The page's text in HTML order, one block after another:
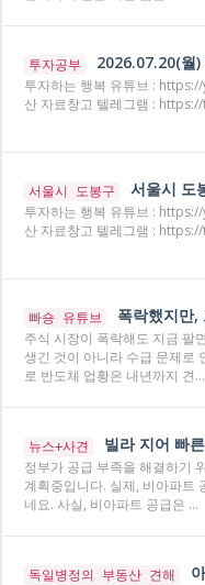
투자공부 2026.07.20(월
투자하는 행복 유튜브 :
산 자료창고 텔레그램 :
서울시 도봉구 서울시 도
투자하는 행복 유튜브 :
산 자료창고 텔레그램 :
빠숑 유튜브 폭락했지만,
주식 시장이 폭락해도 지금 팔
생긴 것이 아니라 수급 문제로
로 반도체 업황은 내년까지 견…
뉴스+사견 빌라 지어 빠
정부가 공급 부족을 해결하기
계획중입니다. 실제, 비아파트
네요. 사실, 비아파트 공급은 …
독일병정의 부동산 견해